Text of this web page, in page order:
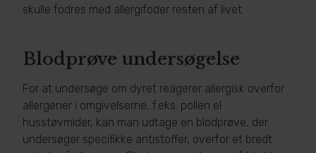
skulle fodres med allergifoder resten af livet
Blodprøve undersøgelse
For at undersøge om dyret reagerer allergisk overfor
allergener i omgivelserne, f.eks. pollen el
husstøvmider, kan man udtage en blodprøve, der
undersøger specifikke antistoffer, overfor et bredt